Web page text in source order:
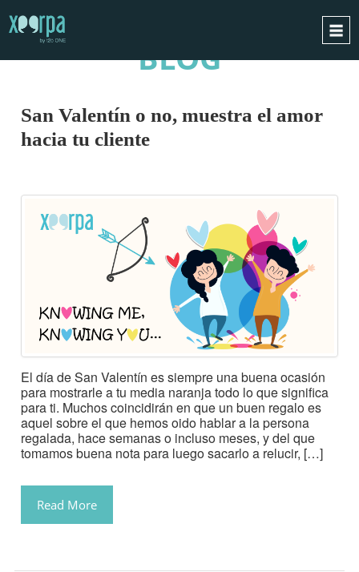
INTEGRACIONES
BLOG
PIDE UNA DEMO
ENGLISH
BLOG
San Valentín o no, muestra el amor
hacia tu cliente
El día de San Valentín es siempre una buena ocasión
para mostrarle a tu media naranja todo lo que significa
para ti. Muchos coincidirán en que un buen regalo es
aquel sobre el que hemos oido hablar a la persona
regalada, hace semanas o incluso meses, y del que
tomamos buena nota para luego sacarlo a relucir, […]
Read More